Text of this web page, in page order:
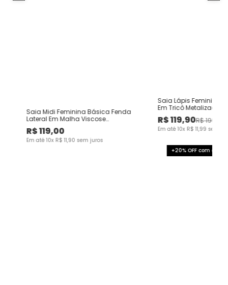
Saia Midi Feminina Básica Fenda
Lateral Em Malha Viscose
Canelada
R$119,00
Em até10xR$ 11,90 sem juros
Saia Lápis Feminina
Em Tricô Metalizado -
R$119,90R$199
Em até10x R$ 11,99 sem
+20% OFF com o